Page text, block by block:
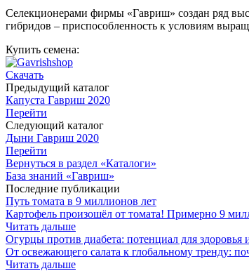
Селекционерами фирмы «Гавриш» создан ряд
гибридов – приспособленность к условиям
Купить семена:
Скачать
Предыдущий каталог
Капуста Гавриш 2020
Перейти
Следующий каталог
Дыни Гавриш 2020
Перейти
Вернуться в раздел «Каталоги»
База знаний «Гавриш»
Последние публикации
Путь томата в 9 миллионов лет
Картофель произошёл от томата! Примерно 9
Читать дальше
Огурцы против диабета: потенциал для здоровья
От освежающего салата к глобальному тренду:
Читать дальше